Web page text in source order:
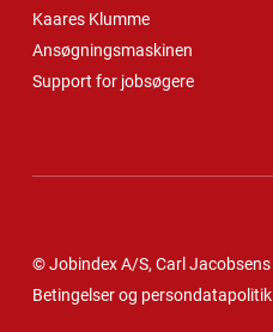
Kaares Klumme
Ansøgningsmaskinen
Support for jobsøgere
© Jobindex A/S, Carl Jacobsens
Betingelser og persondatapolitik